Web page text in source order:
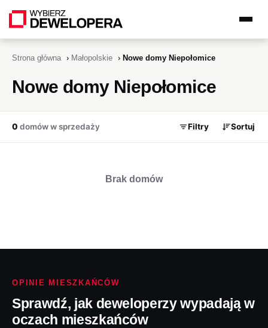
Strona główna › Małopolskie › Nowe domy Niepołomice
Nowe domy Niepołomice
0 domów w sprzedaży Filtry Sortuj
Brak domów
OPINIE MIESZKAŃCÓW
Sprawdź, jak deweloperzy wypadają w
oczach mieszkańców